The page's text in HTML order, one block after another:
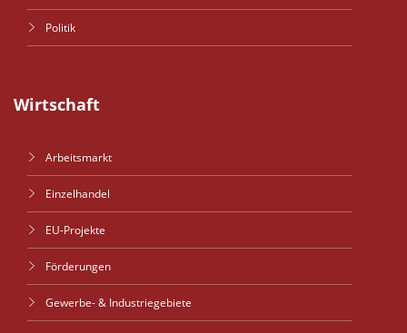
Politik
Wirtschaft
Arbeitsmarkt
Einzelhandel
EU-Projekte
Förderungen
Gewerbe- & Industriegebiete